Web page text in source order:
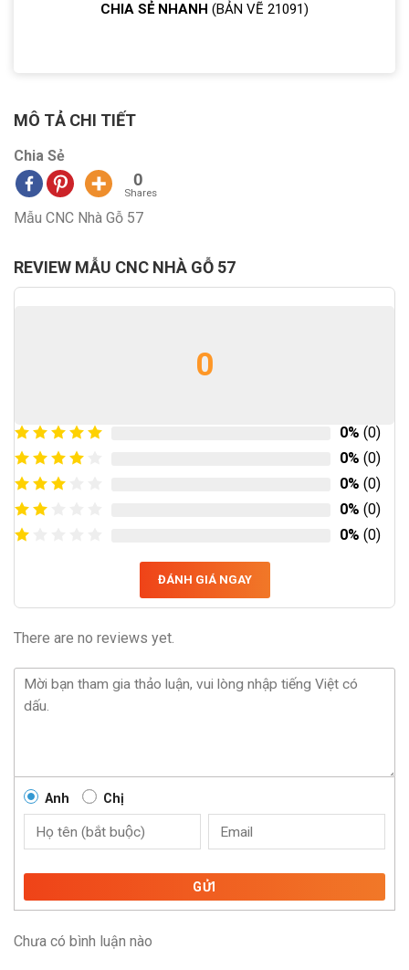
CHIA SẺ NHANH (BẢN VẼ 21091)
MÔ TẢ CHI TIẾT
Chia Sẻ
0
Shares
Mẫu CNC Nhà Gỗ 57
REVIEW MẪU CNC NHÀ GỖ 57
0
0% (0)
0% (0)
0% (0)
0% (0)
0% (0)
ĐÁNH GIÁ NGAY
There are no reviews yet.
Anh Chị
GỬI
Chưa có bình luận nào